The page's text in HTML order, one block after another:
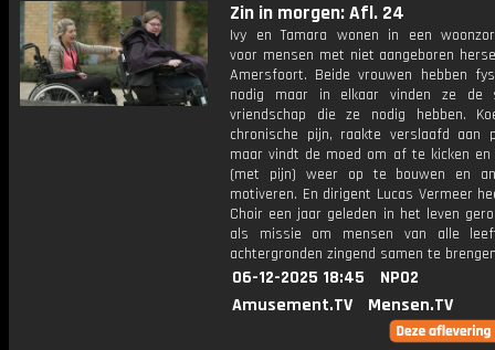
Zin in morgen: Afl. 24
Ivy en Tamara wonen in een
voor mensen met niet aangeboren
Amersfoort. Beide vrouwen hebben
nodig maar in elkaar vinden ze de
vriendschap die ze nodig hebben.
chronische pijn, raakte verslaafd aan
maar vindt de moed om af te kicken en
(met pijn) weer op te bouwen en
motiveren. En dirigent Lucas Vermeer
Choir een jaar geleden in het leven
als missie om mensen van alle
achtergronden zingend samen te
06-12-2025 18:45
NPO2
Amusement.TV
Mensen.TV